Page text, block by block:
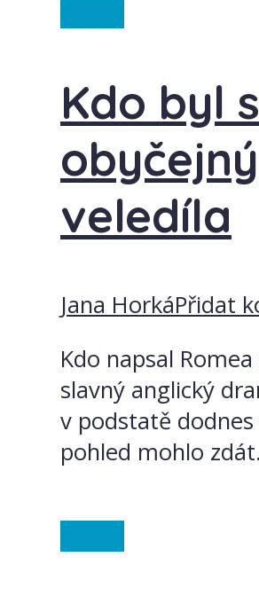
Kdo byl
veledíla
Jana HorkáPřidat
Kdo napsal
slavný anglický
v podstatě
pohled mohlo